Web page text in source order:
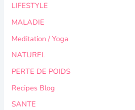
r
:
LIFESTYLE
MALADIE
Meditation / Yoga
NATUREL
PERTE DE POIDS
Recipes Blog
SANTE